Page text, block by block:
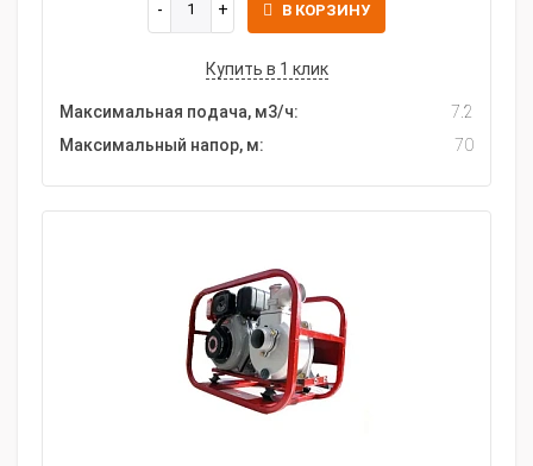
В КОРЗИНУ
Купить в 1 клик
Максимальная подача, м3/ч:
7.2
Максимальный напор, м:
70